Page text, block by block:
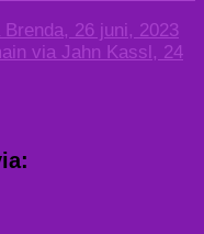
Brenda, 26 juni, 2023
via Jahn Kassl, 24